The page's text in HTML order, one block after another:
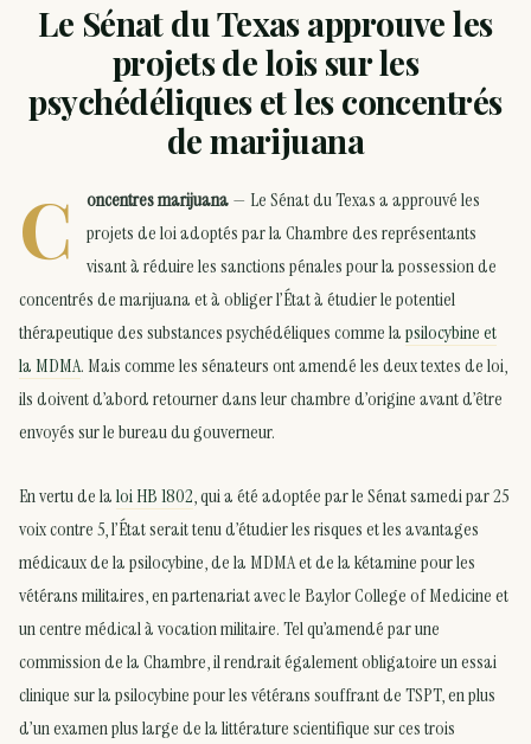
Le Sénat du Texas approuve les
projets de lois sur les
psychédéliques et les concentrés
de marijuana
C oncentres marijuana— Le Sénat du Texas a approuvé les
projets de loi adoptés par la Chambre des représentants
visant à réduire les sanctions pénales pour la possession de
concentrés de marijuana et à obliger l’État à étudier le potentiel
thérapeutique des substances psychédéliques comme lapsilocybine et
la MDMA. Mais comme les sénateurs ont amendé les deux textes de loi,
ils doivent d’abord retourner dans leur chambre d’origine avant d’être
envoyés sur le bureau du gouverneur.
En vertu de laloi HB 1802, qui a été adoptée par le Sénat samedi par 25
voix contre 5, l’État serait tenu d’étudier les risques et les avantages
médicaux de la psilocybine, de la MDMA et de la kétamine pour les
vétérans militaires, en partenariat avec le Baylor College of Medicine et
un centre médical à vocation militaire. Tel qu’amendé par une
commission de la Chambre, il rendrait également obligatoire un essai
clinique sur la psilocybine pour les vétérans souffrant de TSPT, en plus
d’un examen plus large de la littérature scientifique sur ces trois